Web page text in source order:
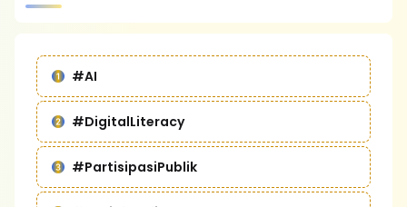
#AI
#DigitalLiteracy
#PartisipasiPublik